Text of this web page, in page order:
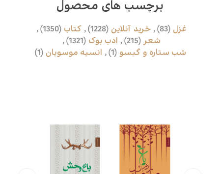
برچسب های محصول
غزل (83)
, خرید آنلاین (1228)
, کتاب (1350)
,
شعر (215)
, ادب بوک (1321)
,
شب ستاره و گیسو (1)
, انسیه موسویان (1)